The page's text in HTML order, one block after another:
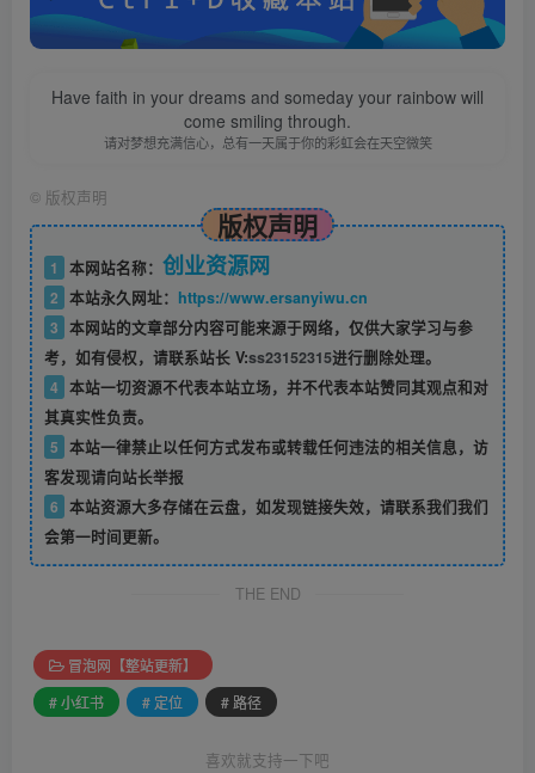
Have faith in your dreams and someday your rainbow will
come smiling through.
请对梦想充满信心，总有一天属于你的彩虹会在天空微笑
© 版权声明
版权声明
1 本网站名称： 创业资源网
2 本站永久网址： https://www.ersanyiwu.cn
3 本网站的文章部分内容可能来源于网络，仅供大家学习与参
考，如有侵权，请联系站长 V:ss23152315进行删除处理。
4 本站一切资源不代表本站立场，并不代表本站赞同其观点和对
其真实性负责。
5 本站一律禁止以任何方式发布或转载任何违法的相关信息，访
客发现请向站长举报
6 本站资源大多存储在云盘，如发现链接失效，请联系我们我们
会第一时间更新。
THE END
冒泡网【整站更新】
# 小红书
# 定位 # 路径
喜欢就支持一下吧